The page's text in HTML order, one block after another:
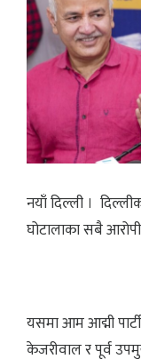
नयाँ दिल्ली ।
घोटालाका सबै
यसमा आम आद्मी
केजरीवाल र पूर्व